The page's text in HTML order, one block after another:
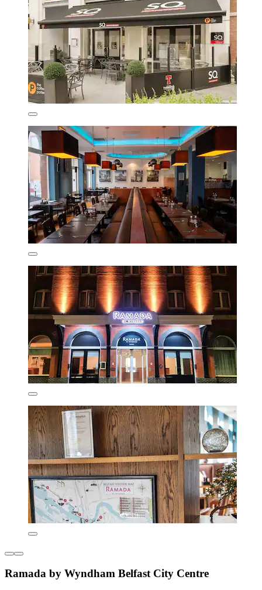
Ramada by Wyndham Belfast City Centre